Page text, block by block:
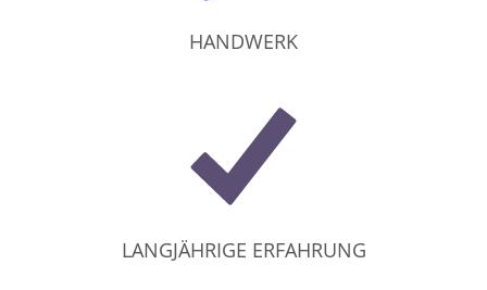
HANDWERK
LANGJÄHRIGE ERFAHRUNG